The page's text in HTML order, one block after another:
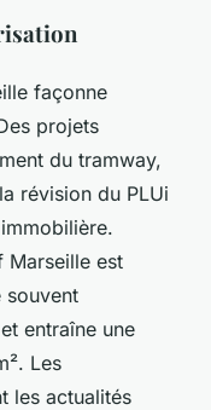
façonne
projets
du tramway,
révision du PLUi
Marseille est
souvent
entraîne une
Les
les actualités